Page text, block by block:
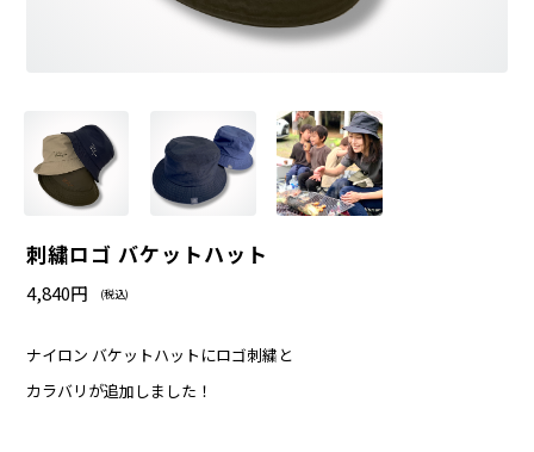
刺繍ロゴ バケットハット
4,840円 (税込)
ナイロン バケットハットにロゴ刺繍と
カラバリが追加しました！